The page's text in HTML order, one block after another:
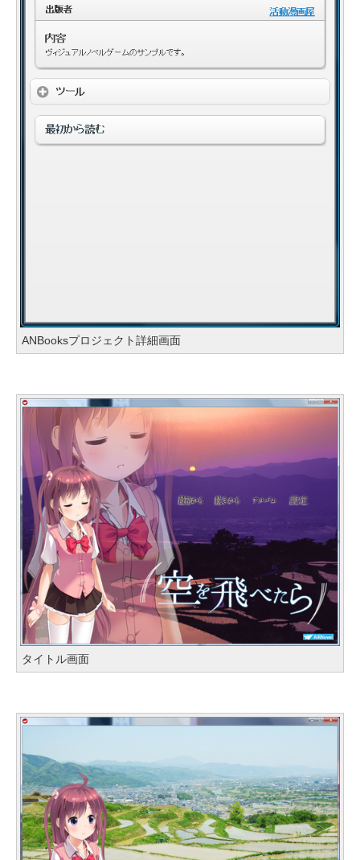
ANBooksプロジェクト詳細画面
タイトル画面